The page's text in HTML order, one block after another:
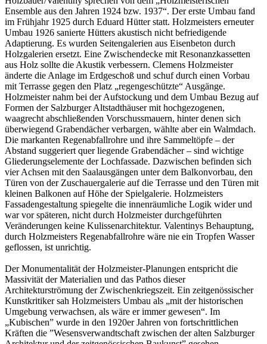
Ensemble aus den Jahren 1924 bzw. 1937“. Der erste Umbau fand
im Frühjahr 1925 durch Eduard Hütter statt. Holzmeisters erneuter
Umbau 1926 sanierte Hütters akustisch nicht befriedigende
Adaptierung. Es wurden Seitengalerien aus Eisenbeton durch
Holzgalerien ersetzt. Eine Zwischendecke mit Resonanzkassetten
aus Holz sollte die Akustik verbessern. Clemens Holzmeister
änderte die Anlage im Erdgeschoß und schuf durch einen Vorbau
mit Terrasse gegen den Platz „regengeschützte“ Ausgänge.
Holzmeister nahm bei der Aufstockung und dem Umbau Bezug auf
Formen der Salzburger Altstadthäuser mit hochgezogenen,
waagrecht abschließenden Vorschussmauern, hinter denen sich
überwiegend Grabendächer verbargen, wählte aber ein Walmdach.
Die markanten Regenabfallrohre und ihre Sammeltöpfe – der
Abstand suggeriert quer liegende Grabendächer – sind wichtige
Gliederungselemente der Lochfassade. Dazwischen befinden sich
vier Achsen mit den Saalausgängen unter dem Balkonvorbau, den
Türen von der Zuschauergalerie auf die Terrasse und den Türen mit
kleinen Balkonen auf Höhe der Spielgalerie. Holzmeisters
Fassadengestaltung spiegelte die innenräumliche Logik wider und
war vor späteren, nicht durch Holzmeister durchgeführten
Veränderungen keine Kulissenarchitektur. Valentinys Behauptung,
durch Holzmeisters Regenabfallrohre wäre nie ein Tropfen Wasser
geflossen, ist unrichtig.
Der Monumentalität der Holzmeister-Planungen entspricht die
Massivität der Materialien und das Pathos dieser
Architekturströmung der Zwischenkriegszeit. Ein zeitgenössischer
Kunstkritiker sah Holzmeisters Umbau als „mit der historischen
Umgebung verwachsen, als wäre er immer gewesen“. Im
„Kubischen” wurde in den 1920er Jahren von fortschrittlichen
Kräften die ”Wesensverwandtschaft zwischen der alten Salzburger